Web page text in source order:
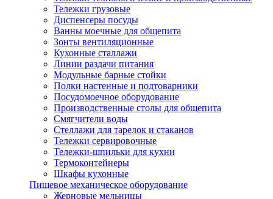
Тележки грузовые
Диспенсеры посуды
Ванны моечные для общепита
Зонты вентиляционные
Кухонные сталлажи
Линии раздачи питания
Модульные барные стойки
Полки настенные и подтоварники
Посудомоечное оборудование
Производственные столы для общепита
Смягчители воды
Стеллажи для тарелок и стаканов
Тележки сервировочные
Тележки-шпильки для кухни
Термоконтейнеры
Шкафы кухонные
Пищевое механическое оборудование
Жерновые мельницы